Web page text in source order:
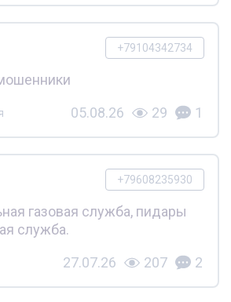
+79104342734
05.08.26 29 1
+79608235930
газовая служба, пидары
служба.
27.07.26 207 2